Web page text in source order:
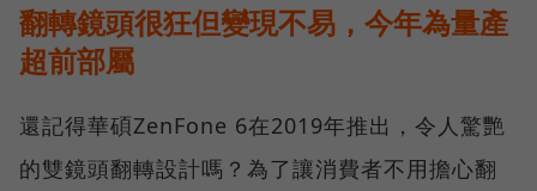
翻轉鏡頭很狂但變現不易，今年為量產
超前部屬
還記得華碩ZenFone 6在2019年推出，令人驚艷
的雙鏡頭翻轉設計嗎？為了讓消費者不用擔心翻